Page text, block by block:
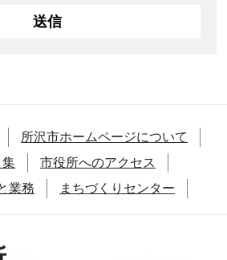
所沢市ホームページについて
集
市役所へのアクセス
業務
まちづくりセンター